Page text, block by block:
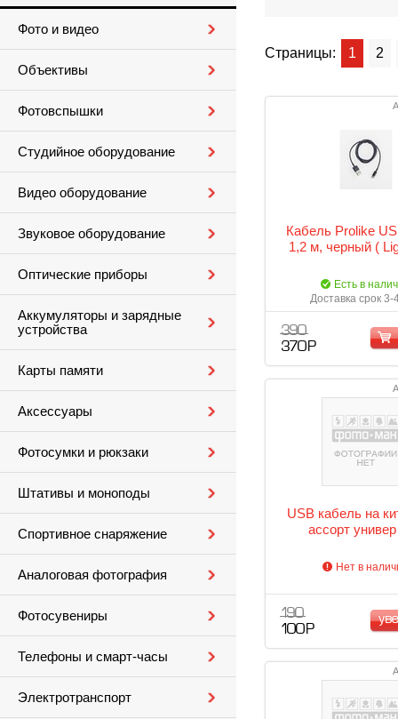
Фото и видео
Объективы
Фотовспышки
Студийное оборудование
Видео оборудование
Звуковое оборудование
Оптические приборы
Аккумуляторы и зарядные
устройства
Карты памяти
Аксессуары
Фотосумки и рюкзаки
Штативы и моноподы
Спортивное снаряжение
Аналоговая фотография
Фотосувениры
Телефоны и смарт-часы
Электротранспорт
Страницы: 1 2
Кабель Prolike
1,2 м, черный (
Есть в
Доставка срок 3-
390
370 Р
USB кабель на
ассорт
Нет в
190
100 Р